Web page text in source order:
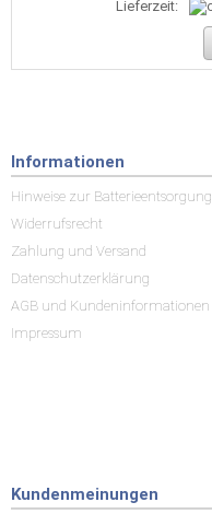
Lieferzeit:
Informationen
Hinweise zur Batterieentsorgung
Widerrufsrecht
Zahlung und Versand
Datenschutzerklärung
AGB und Kundeninformationen
Impressum
Kundenmeinungen